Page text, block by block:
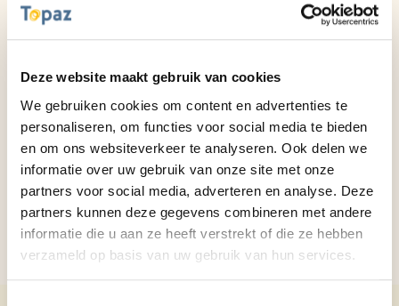
Deze website maakt gebruik van cookies
We gebruiken cookies om content en advertenties te
personaliseren, om functies voor social media te bieden
en om ons websiteverkeer te analyseren. Ook delen we
informatie over uw gebruik van onze site met onze
partners voor social media, adverteren en analyse. Deze
partners kunnen deze gegevens combineren met andere
informatie die u aan ze heeft verstrekt of die ze hebben
verzameld op basis van uw gebruik van hun services.
Logopedist Christine Koevoets merkte dat
bewoners met dementie en ernstige slikproblemen
vaak alleen pap aten, wat hun eetplezier mogelijk
verminderde. Voor haar onderzoek werd
lepelbrood geïntroduceerd: zacht, voedzaam,
makkelijk aanpasbaar en makkelijk door te slikken,
wat het eetplezier verbeterde. Een sterk voorbeeld
van praktijkgericht onderzoek dat de zorg
verbetert!